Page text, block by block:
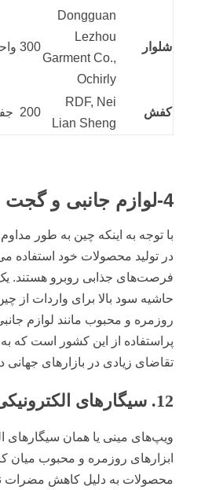
شلوار
Dongguan
Lezhou
Garment Co.,
Ochirly
300 واحد
کفش
RDF, Nei
Lian Sheng
200 جفت
4-لوازم جانبی و گجت
با توجه به اینکه چین به طور
در تولید محصولات خود استفاده
فرصت‌های جذابی روبرو هستند. یک
حاشیه سود بالا برای واردات از
روزمره و محبوب مانند لوازم
پراستفاده از این کشور است که به
تقاضای زیادی در بازارهای جهانی
12. سیگارهای الکترونیکی (ویپ‌های مینی)
ویپ‌های مینی یا همان سیگارهای
ابزارهای روزمره و محبوب میان
محصولات به دلیل کاهش مضرات